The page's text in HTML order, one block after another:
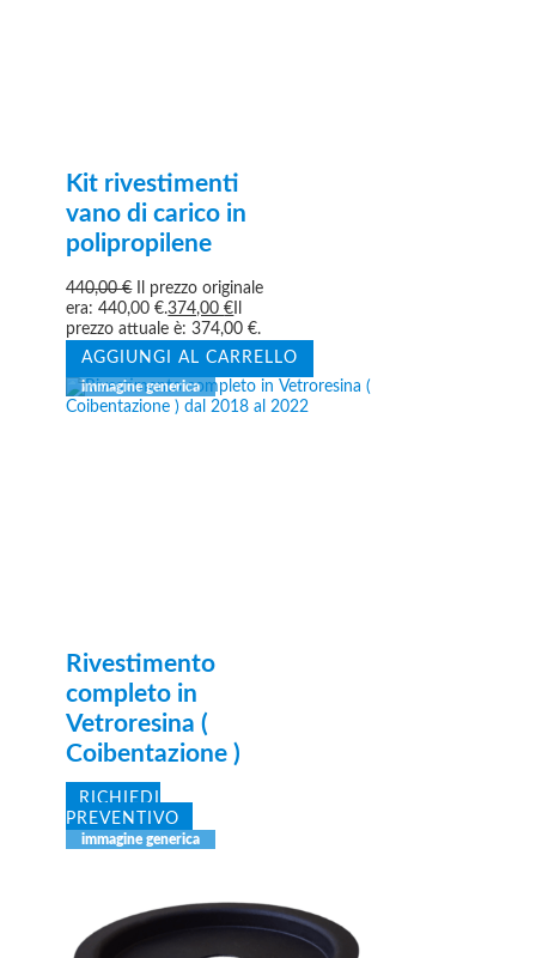
Kit rivestimenti
vano di carico in
polipropilene
440,00€
Il prezzo originale
era: 440,00 €.374,00€
prezzo attuale è: 374,00 €.
AGGIUNGI AL CARRELLO
Rivestimento
completo in
Vetroresina (
Coibentazione )
RICHIEDI
PREVENTIVO